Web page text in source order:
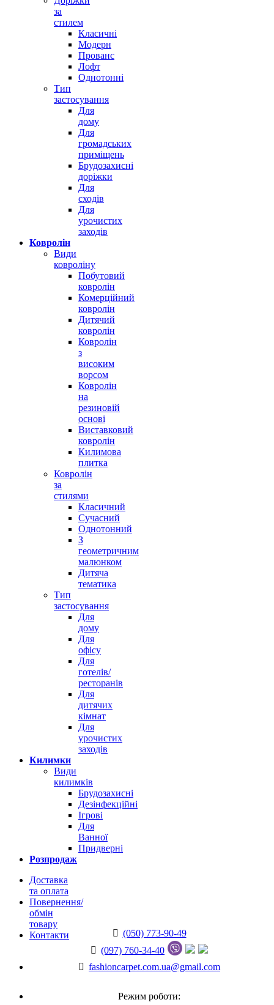
за
стилем
Класичні
Модерн
Прованс
Лофт
Однотонні
Тип
застосування
Для
дому
Для
громадських
приміщень
Брудозахисні
доріжки
Для
сходів
Для
урочистих
заходів
Ковролін
Види
ковроліну
Побутовий
ковролін
Комерційний
ковролін
Дитячий
ковролін
Ковролін
з
високим
ворсом
Ковролін
на
резиновій
основі
Виставковий
ковролін
Килимова
плитка
Ковролін
за
стилями
Класичний
Сучасний
Однотонний
З
геометричним
малюнком
Дитяча
тематика
Тип
застосування
Для
дому
Для
офісу
Для
готелів/
ресторанів
Для
дитячих
кімнат
Для
урочистих
заходів
Килимки
Види
килимків
Брудозахисні
Дезінфекційні
Ігрові
Для
Ванної
Придверні
Розпродаж
Доставка
та оплата
Повернення/
обмін
товару
Контакти
(050) 773-90-49
(097) 760-34-40
fashioncarpet.com.ua@gmail.com
Режим роботи: